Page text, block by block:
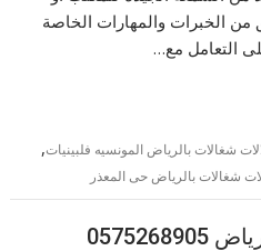
الخبرات والمهارات الخاصة
التعامل مع…
شغالات بالرياض المونسيه فلبينيات,
شغالات بالرياض حى المعذر